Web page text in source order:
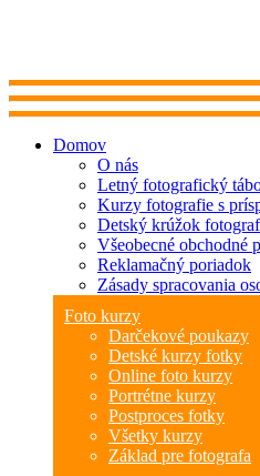
Domov
O nás
Letný fotografický
Kurzy fotografie s
Detský krúžok
Všeobecné obchodné
Reklamačný poriadok
Zásady spracovania
Foto kurzy
Darčekové poukazy
Detské kurzy fotky
Online foto kurzy
Portrétne kurzy
Postproces fotky
Všetky kurzy
Základ pre fotografa